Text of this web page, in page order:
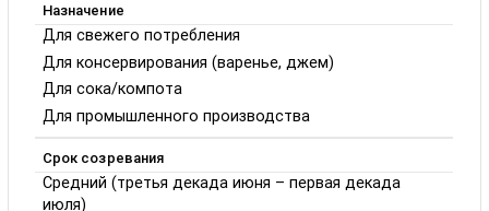
Назначение
Для свежего потребления
Для консервирования (варенье, джем)
Для сока/компота
Для промышленного производства
Срок созревания
Средний (третья декада июня – первая декада
июля)